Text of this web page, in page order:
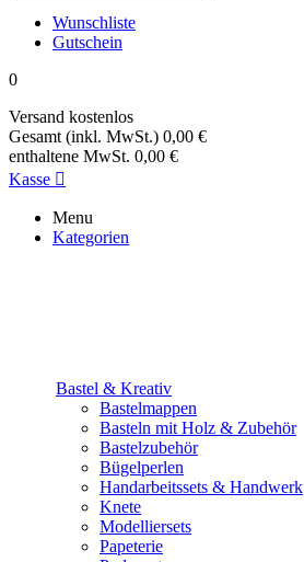
Wunschliste
Gutschein
0
Versand kostenlos
Gesamt (inkl. MwSt.) 0,00 €
enthaltene MwSt. 0,00 €
Kasse 
Menu
Kategorien
Bastel & Kreativ
Bastelmappen
Basteln mit Holz & Zubehör
Bastelzubehör
Bügelperlen
Handarbeitssets & Handwerk
Knete
Modelliersets
Papeterie